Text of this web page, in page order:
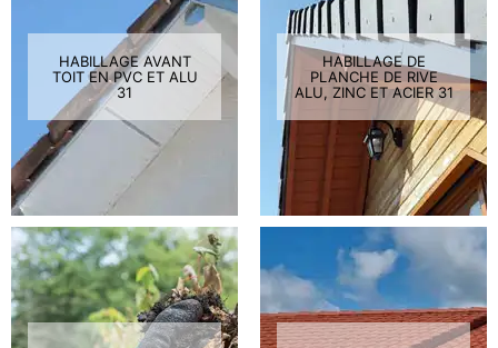
HABILLAGE AVANT
TOIT EN PVC ET ALU
31
HABILLAGE DE
PLANCHE DE RIVE
ALU, ZINC ET ACIER 31